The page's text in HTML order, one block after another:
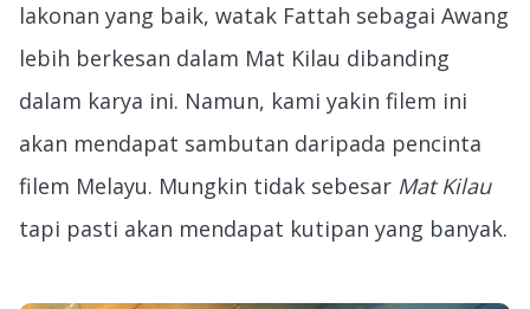
lakonan yang baik, watak Fattah sebagai Awang
lebih berkesan dalam Mat Kilau dibanding
dalam karya ini. Namun, kami yakin filem ini
akan mendapat sambutan daripada pencinta
filem Melayu. Mungkin tidak sebesar Mat Kilau
tapi pasti akan mendapat kutipan yang banyak.